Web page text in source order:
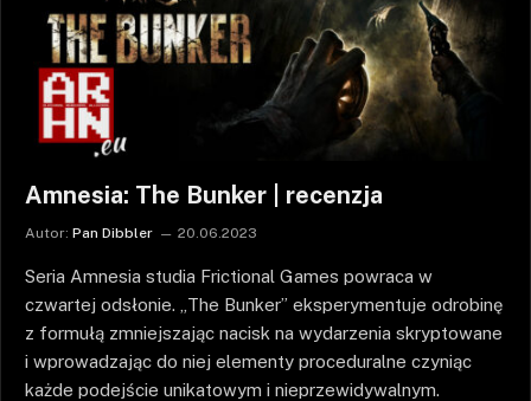
Amnesia: The Bunker | recenzja
Autor: Pan Dibbler 20.06.2023
Seria Amnesia studia Frictional Games powraca w
czwartej odsłonie. „The Bunker” eksperymentuje odrobinę
z formułą zmniejszając nacisk na wydarzenia skryptowane
i wprowadzając do niej elementy proceduralne czyniąc
każde podejście unikatowym i nieprzewidywalnym.